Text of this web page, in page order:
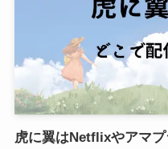
虎に翼はNetflixやアマ